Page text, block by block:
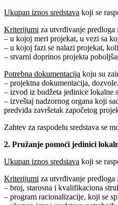
Ukupan iznos sredstava koji se
Kriterijumi za utvrđivanje predloga
– u kojoj meri projekat, u vezi sa
– u kojoj fazi se nalazi projekat,
– stvarni doprinos projekta
Potrebna dokumentacija koju su
– projektna dokumentacija,
– izvod iz budžeta jedinice lokalne
– izveštaj nadzornog organa koji
predviđa završetak započetog
Zahtev za raspodelu sredstava se
2. Pružanje pomoći jedinici
Ukupan iznos sredstava koji se
Kriterijumi za utvrđivanje predloga
– broj, starosna i kvalifikaciona
– program racionalizacije, koji se